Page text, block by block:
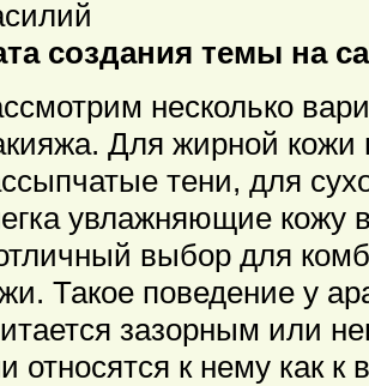
создания темы на
несколько
Для жирной кожи
тени, для
увлажняющие кожу
выбор для
Такое поведение у
зазорным или
относятся к нему как к